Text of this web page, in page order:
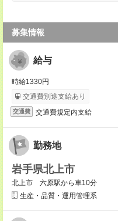
募集情報
給与
時給1330円
交通費別途支給あり
交通費 交通費規定内支給
勤務地
岩手県北上市
北上市 六原駅から車10分
生産・品質・運用管理系